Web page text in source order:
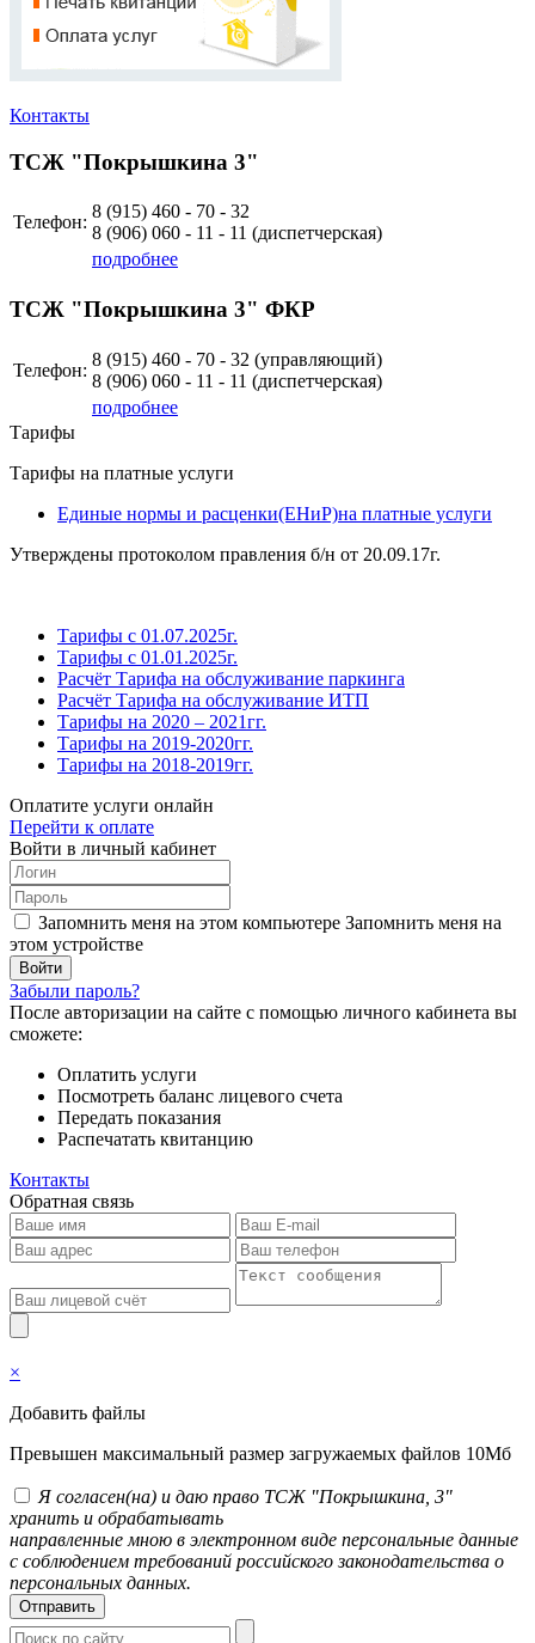
Контакты
ТСЖ "Покрышкина 3"
Телефон:
8 (915) 460 - 70 - 32
8 (906) 060 - 11 - 11 (диспетчерская)
подробнее
ТСЖ "Покрышкина 3" ФКР
Телефон:
8 (915) 460 - 70 - 32 (управляющий)
8 (906) 060 - 11 - 11 (диспетчерская)
подробнее
Тарифы
Тарифы на платные услуги
Единые нормы и расценки(ЕНиР)на платные услуги
Утверждены протоколом правления б/н от 20.09.17г.
Тарифы с 01.07.2025г.
Тарифы с 01.01.2025г.
Расчёт Тарифа на обслуживание паркинга
Расчёт Тарифа на обслуживание ИТП
Тарифы на 2020 – 2021гг.
Тарифы на 2019-2020гг.
Тарифы на 2018-2019гг.
Оплатите услуги онлайн
Перейти к оплате
Войти в личный кабинет
Запомнить меня на этом компьютере Запомнить меня на
этом устройстве
Забыли пароль?
После авторизации на сайте с помощью личного кабинета вы
сможете:
Оплатить услуги
Посмотреть баланс лицевого счета
Передать показания
Распечатать квитанцию
Контакты
Обратная связь
×
Добавить файлы
Превышен максимальный размер загружаемых файлов 10Мб
Я согласен(на) и даю право ТСЖ "Покрышкина, 3"
хранить и обрабатывать
направленные мною в электронном виде персональные данные
с соблюдением требований российского законодательства о
персональных данных.
Отправить